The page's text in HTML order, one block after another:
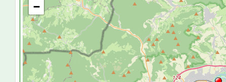
−